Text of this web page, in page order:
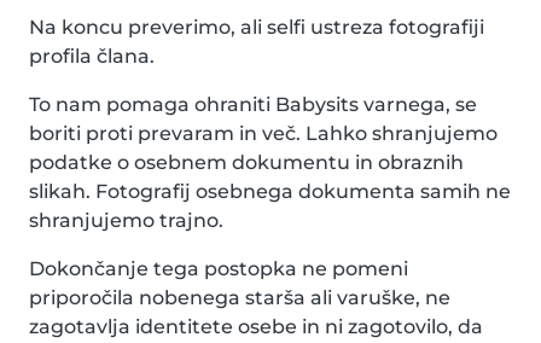
Na koncu preverimo, ali selfi ustreza fotografiji
profila člana.
To nam pomaga ohraniti Babysits varnega, se
boriti proti prevaram in več. Lahko shranjujemo
podatke o osebnem dokumentu in obraznih
slikah. Fotografij osebnega dokumenta samih ne
shranjujemo trajno.
Dokončanje tega postopka ne pomeni
priporočila nobenega starša ali varuške, ne
zagotavlja identitete osebe in ni zagotovilo, da